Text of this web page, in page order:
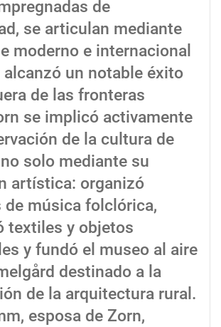
de
se articulan mediante
moderno e internacional
alcanzó un notable éxito
de las fronteras
se implicó activamente
de la cultura de
solo mediante su
artística: organizó
de música folclórica,
textiles y objetos
y fundó el museo al aire
destinado a la
de la arquitectura rural.
esposa de Zorn,